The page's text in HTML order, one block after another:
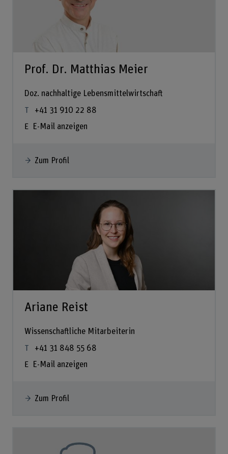
Prof. Dr. Matthias Meier
Doz. nachhaltige Lebensmittelwirtschaft
+41 31 910 22 88
E-Mail anzeigen
Zum Profil
Ariane Reist
Wissenschaftliche Mitarbeiterin
+41 31 848 55 68
E-Mail anzeigen
Zum Profil